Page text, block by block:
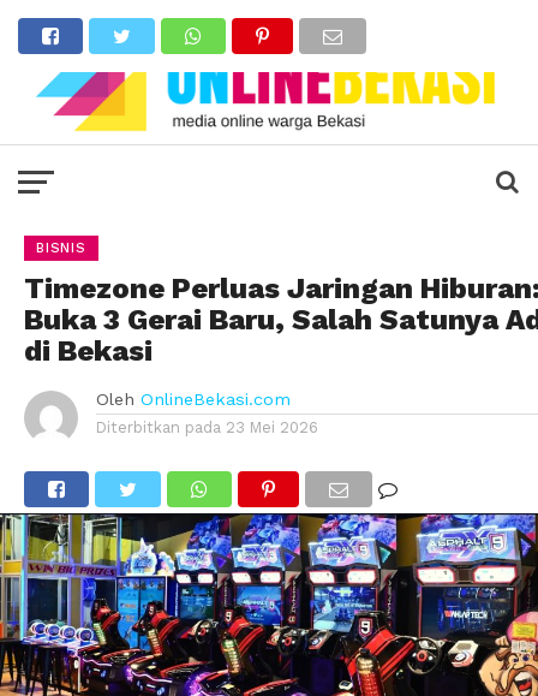
BISNIS
Timezone Perluas Jaringan
Buka 3 Gerai Baru, Salah Satunya
di Bekasi
Oleh OnlineBekasi.com
Diterbitkan pada 23 Mei 2026